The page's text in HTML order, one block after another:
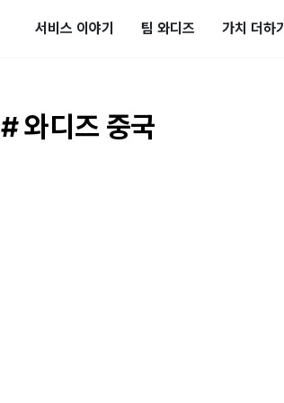
서비스 이야기 팀 와디즈 가치 더하기
# 와디즈 중국